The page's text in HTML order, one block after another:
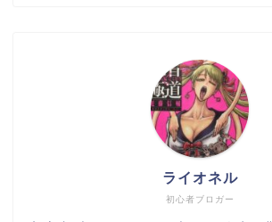
初心者ブロガー
ライオネル